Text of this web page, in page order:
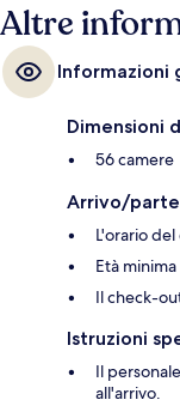
Altre
Informazioni
Dimensioni
56 camere
Arrivo/
L'orario
Età
Il check-
Istruzioni
Il
all'arrivo.